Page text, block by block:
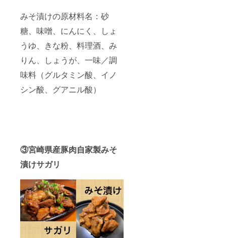
みそ漬けの原材料名：砂
糖、味噌、にんにく、しょ
うゆ、きな粉、料理酒、み
りん、しょうが、一味／調
味料（グルタミン酸、イノ
シン酸、グアニル酸）
③宮崎県産豚肉自家製みそ
漬けサガリ